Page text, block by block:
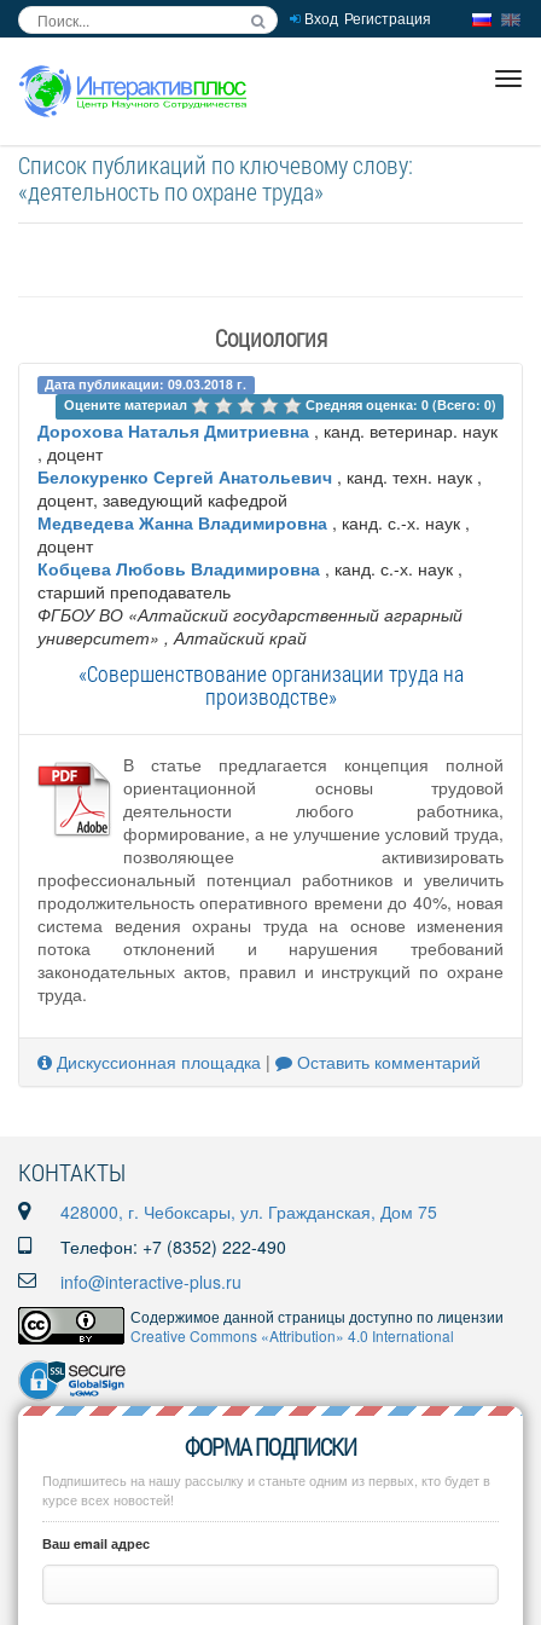
Вход Регистрация
Список публикаций по ключевому слову:
«деятельность по охране труда»
Социология
Дата публикации: 09.03.2018 г.
Оцените материал
Средняя оценка: 0 (Всего: 0)
Дорохова Наталья Дмитриевна , канд. ветеринар. наук
, доцент
Белокуренко Сергей Анатольевич , канд. техн. наук ,
доцент, заведующий кафедрой
Медведева Жанна Владимировна , канд. с.-х. наук ,
доцент
Кобцева Любовь Владимировна , канд. с.-х. наук ,
старший преподаватель
ФГБОУ ВО «Алтайский государственный аграрный
университет» , Алтайский край
«Совершенствование организации труда на
производстве»
В статье предлагается концепция полной
ориентационной основы трудовой
деятельности любого работника,
формирование, а не улучшение условий труда,
позволяющее активизировать
профессиональный потенциал работников и увеличить
продолжительность оперативного времени до 40%, новая
система ведения охраны труда на основе изменения
потока отклонений и нарушения требований
законодательных актов, правил и инструкций по охране
труда.
Дискуссионная площадка | Оставить комментарий
КОНТАКТЫ
428000, г. Чебоксары, ул. Гражданская, Дом 75
Телефон: +7 (8352) 222-490
info@interactive-plus.ru
Содержимое данной страницы доступно по лицензии
Creative Commons «Attribution» 4.0 International
ФОРМА ПОДПИСКИ
Подпишитесь на нашу рассылку и станьте одним из первых, кто будет в
курсе всех новостей!
Ваш email адрес